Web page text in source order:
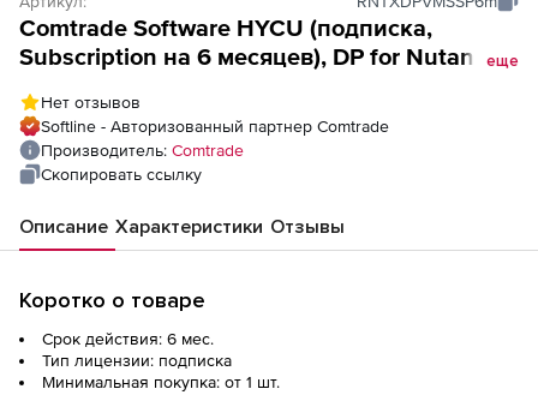
Comtrade Software HYCU (подписка,
Subscription на 6 месяцев), DP for Nutanixеще
Нет отзывов
Softline - Авторизованный партнер Comtrade
Производитель: Comtrade
Скопировать ссылку
Описание Характеристики Отзывы
Коротко о товаре
Срок действия: 6 мес.
Тип лицензии: подписка
Минимальная покупка: от 1 шт.